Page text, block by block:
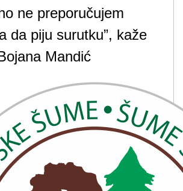
ne preporučujem
da piju surutku”, kaže
Mandić